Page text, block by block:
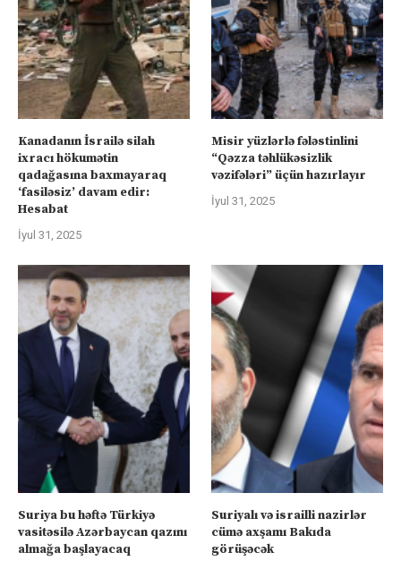
Kanadanın İsrailə silah
ixracı hökumətin
qadağasına baxmayaraq
‘fasiləsiz’ davam edir:
Hesabat
İyul 31, 2025
Misir yüzlərlə fələstinlini
“Qəzza təhlükəsizlik
vəzifələri” üçün hazırlayır
İyul 31, 2025
Suriya bu həftə Türkiyə
vasitəsilə Azərbaycan qazını
almağa başlayacaq
Suriyalı və israilli nazirlər
cümə axşamı Bakıda
görüşəcək